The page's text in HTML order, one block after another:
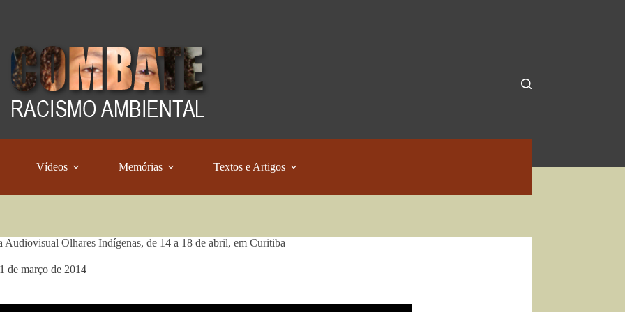
Vídeos Memórias Textos e Artigos
Audiovisual Olhares Indígenas, de 14 a 18 de abril, em Curitiba
de março de 2014